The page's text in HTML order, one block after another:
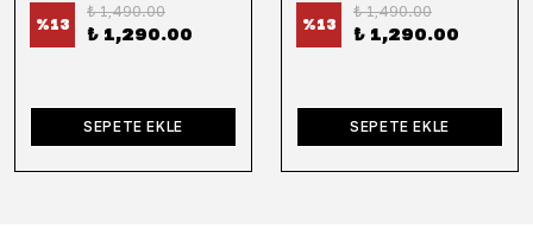
%13
₺ 1,490.00
₺ 1,290.00
SEPETE EKLE
%13
₺ 1,490.00
₺ 1,290.00
SEPETE EKLE